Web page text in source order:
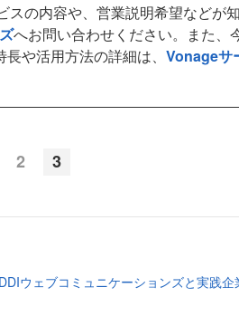
の内容や、営業説明希望などが
へお問い合わせください。また、
や活用方法の詳細は、 Vonageサ
2 3
ウェブコミュニケーションズと実践企